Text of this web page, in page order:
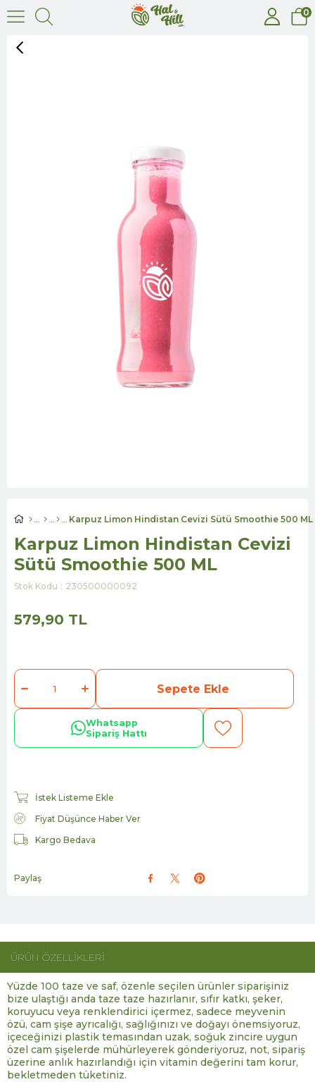
0
Karpuz Limon Hindistan Cevizi Sütü Smoothie 500 ML
Karpuz Limon Hindistan Cevizi
Sütü Smoothie 500 ML
Stok Kodu 230500000092
579,90 TL
Whatsapp
Sipariş Hattı
İstek Listeme Ekle
Fiyat Düşünce Haber Ver
Kargo Bedava
Paylaş
ÜRÜN ÖZELLIKLERI
Yüzde 100 taze ve saf, özenle seçilen ürünler siparişiniz
bize ulaştığı anda taze taze hazırlanır, sıfır katkı, şeker,
koruyucu veya renklendirici içermez, sadece meyvenin
özü, cam şişe ayrıcalığı, sağlığınızı ve doğayı önemsiyoruz,
içeceğinizi plastik temasından uzak, soğuk zincire uygun
özel cam şişelerde mühürleyerek gönderiyoruz, not, sipariş
üzerine anlık hazırlandığı için vitamin değerini tam korur,
bekletmeden tüketiniz.